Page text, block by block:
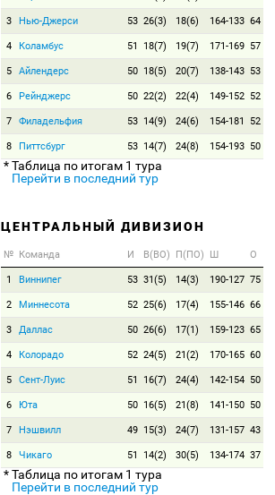
3 Нью-Джерси 53 26(3) 18(6) 164-133 64
4 Коламбус 51 18(7) 19(7) 171-169 57
5 Айлендерс 50 18(5) 20(7) 138-143 53
6 Рейнджерс 50 22(2) 22(4) 149-152 52
7 Филадельфия 53 14(9) 24(6) 154-181 52
8 Питтсбург 53 14(7) 24(8) 154-193 50
* Таблица по итогам 1 тура
Перейти в последний тур
ЦЕНТРАЛЬНЫЙ ДИВИЗИОН
№ Команда И В(ВО) П(ПО) Ш О
1 Виннипег 53 31(5) 14(3) 190-127 75
2 Миннесота 52 25(6) 17(4) 155-146 66
3 Даллас 50 26(6) 17(1) 159-123 65
4 Колорадо 52 24(5) 21(2) 170-165 60
5 Сент-Луис 51 16(7) 24(4) 142-154 50
6 Юта 50 16(5) 21(8) 141-150 50
7 Нэшвилл 49 15(3) 24(7) 131-157 43
8 Чикаго 51 14(2) 30(5) 134-174 37
* Таблица по итогам 1 тура
Перейти в последний тур